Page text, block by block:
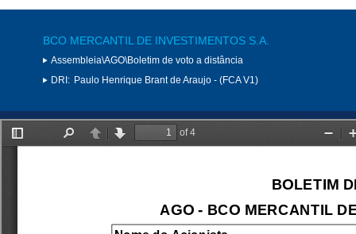
BCO MERCANTIL DE INVESTIMENTOS S.A.
Assembleia\AGO\Boletim de voto a distância
DRI: Paulo Henrique Brant de Araujo - (FCA V1)